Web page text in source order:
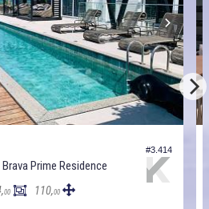
#3.414
Prime Residence
00 110,00